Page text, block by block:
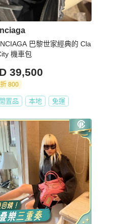
巴黎世家經典的 Cla
機車包
39,500
800
置品 本地 免運